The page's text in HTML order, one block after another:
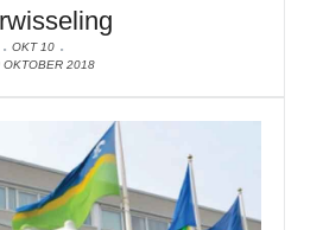
OKT 10
OKTOBER 2018